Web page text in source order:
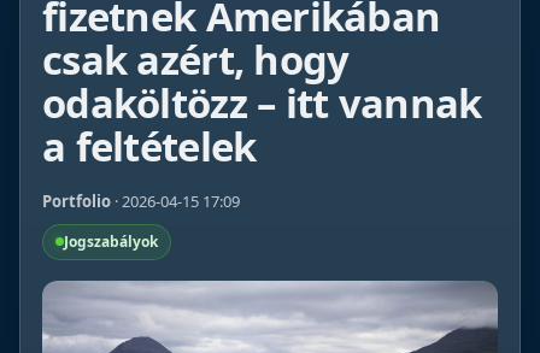
fizetnek Amerikában
csak azért, hogy
odaköltözz – itt vannak
a feltételek
Portfolio · 2026-04-15 17:09
Jogszabályok